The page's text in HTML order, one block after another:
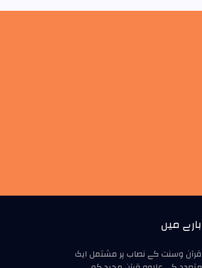
میں
وسنت کے نصاب پر مشتمل ایک